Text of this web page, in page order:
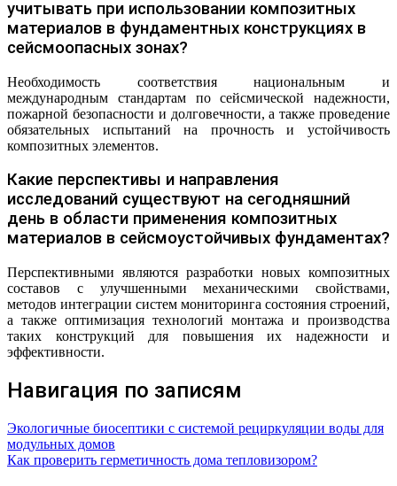
учитывать при использовании композитных
материалов в фундаментных конструкциях в
сейсмоопасных зонах?
Необходимость соответствия национальным и
международным стандартам по сейсмической надежности,
пожарной безопасности и долговечности, а также проведение
обязательных испытаний на прочность и устойчивость
композитных элементов.
Какие перспективы и направления
исследований существуют на сегодняшний
день в области применения композитных
материалов в сейсмоустойчивых фундаментах?
Перспективными являются разработки новых композитных
составов с улучшенными механическими свойствами,
методов интеграции систем мониторинга состояния строений,
а также оптимизация технологий монтажа и производства
таких конструкций для повышения их надежности и
эффективности.
Навигация по записям
Экологичные биосептики с системой рециркуляции воды для
модульных домов
Как проверить герметичность дома тепловизором?